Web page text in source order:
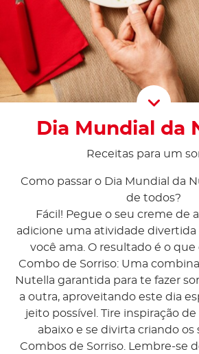
Dia Mundial da
Receitas para um
Como passar o Dia Mundial da
de todos?
Fácil! Pegue o seu creme de
adicione uma atividade divertida
você ama. O resultado é o
Combo de Sorriso: Uma
Nutella garantida para te fazer
a outra, aproveitando este dia
jeito possível. Tire inspiração
abaixo e se divirta criando os
Combos de Sorriso. Lembre-se